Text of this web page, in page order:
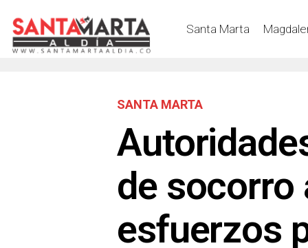
Santa Marta
SANTA MARTA
de socorro
esfuerzos